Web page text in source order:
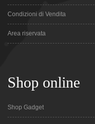
Condizioni di Vendita
Area riservata
Shop online
Shop Gadget